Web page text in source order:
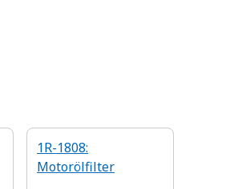
1R-1808:
Motorölfilter